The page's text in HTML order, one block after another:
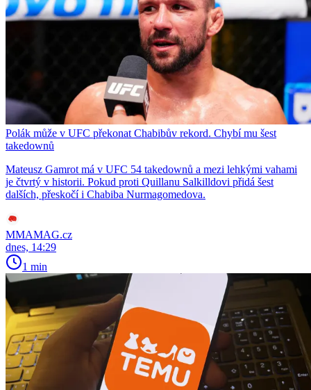
Polák může v UFC překonat Chabibův rekord. Chybí mu šest
takedownů
Mateusz Gamrot má v UFC 54 takedownů a mezi lehkými vahami
je čtvrtý v historii. Pokud proti Quillanu Salkilldovi přidá šest
dalších, přeskočí i Chabiba Nurmagomedova.
MMAMAG.cz
dnes, 14:29
1 min